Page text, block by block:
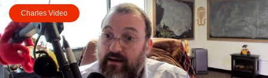
Charles Video